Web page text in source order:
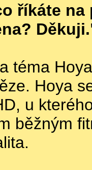
říkáte
téma
Hoya
u
běžným